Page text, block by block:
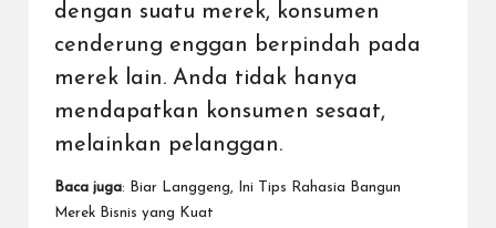
dengan suatu merek, konsumen
cenderung enggan berpindah pada
merek lain. Anda tidak hanya
mendapatkan konsumen sesaat,
melainkan pelanggan.
Baca juga:
Biar Langgeng, Ini Tips Rahasia Bangun
Merek Bisnis yang Kuat